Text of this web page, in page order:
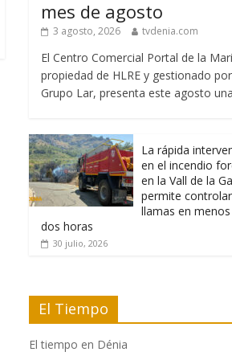
mes de agosto
3 agosto, 2026 tvdenia.com
El Centro Comercial Portal de la
propiedad de HLRE y gestionado por
Grupo Lar, presenta este agosto
La rápida
en el incendio
en la Vall de la
permite
llamas en
dos horas
30 julio, 2026
El Tiempo
El tiempo en Dénia